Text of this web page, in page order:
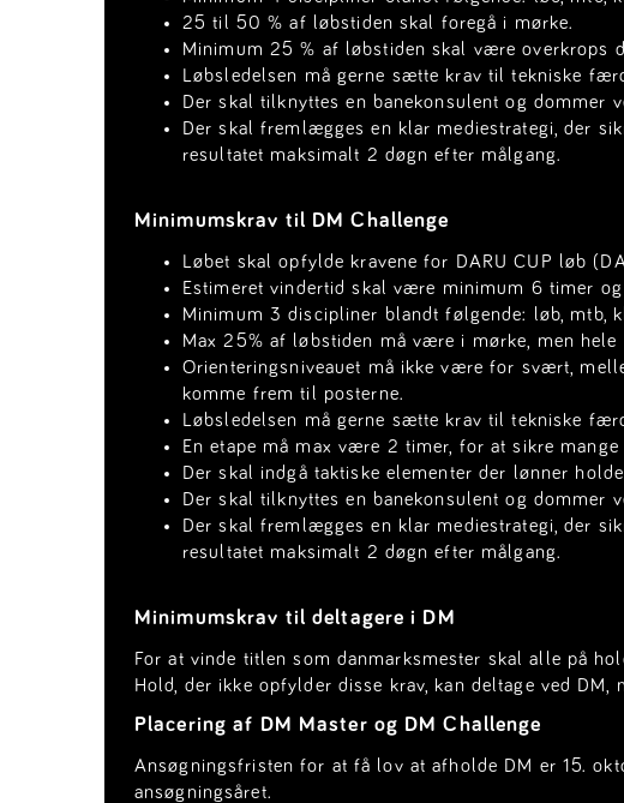
25 til 50 % af løbstiden skal foregå i mørke.
Minimum 25 % af løbstiden skal være overkrops
Løbsledelsen må gerne sætte krav til tekniske
Der skal tilknyttes en banekonsulent og dommer
Der skal fremlægges en klar mediestrategi, der
resultatet maksimalt 2 døgn efter målgang.
Minimumskrav til DM Challenge
Løbet skal opfylde kravene for DARU CUP løb
Estimeret vindertid skal være minimum 6 timer og
Minimum 3 discipliner blandt følgende: løb, mtb,
Max 25% af løbstiden må være i mørke, men
Orienteringsniveauet må ikke være for svært,
komme frem til posterne.
Løbsledelsen må gerne sætte krav til tekniske
En etape må max være 2 timer, for at sikre mange
Der skal indgå taktiske elementer der lønner
Der skal tilknyttes en banekonsulent og dommer
Der skal fremlægges en klar mediestrategi, der
resultatet maksimalt 2 døgn efter målgang.
Minimumskrav til deltagere i DM
For at vinde titlen som danmarksmester skal alle på
Hold, der ikke opfylder disse krav, kan deltage ved
Placering af DM Master og DM Challenge
Ansøgningsfristen for at få lov at afholde DM er 15.
ansøgningsåret.